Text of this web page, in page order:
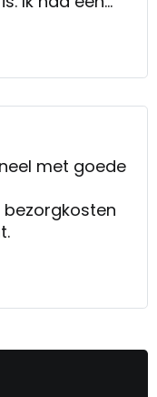
de zaak
om iemand te
met goede